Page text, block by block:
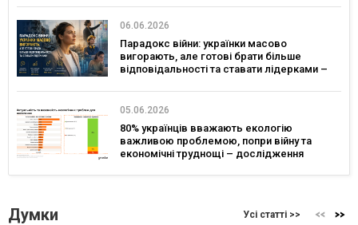
06.06.2026
Парадокс війни: українки масово
вигорають, але готові брати більше
відповідальності та ставати лідерками –
05.06.2026
80% українців вважають екологію
важливою проблемою, попри війну та
економічні труднощі – дослідження
Думки Усі статті >>